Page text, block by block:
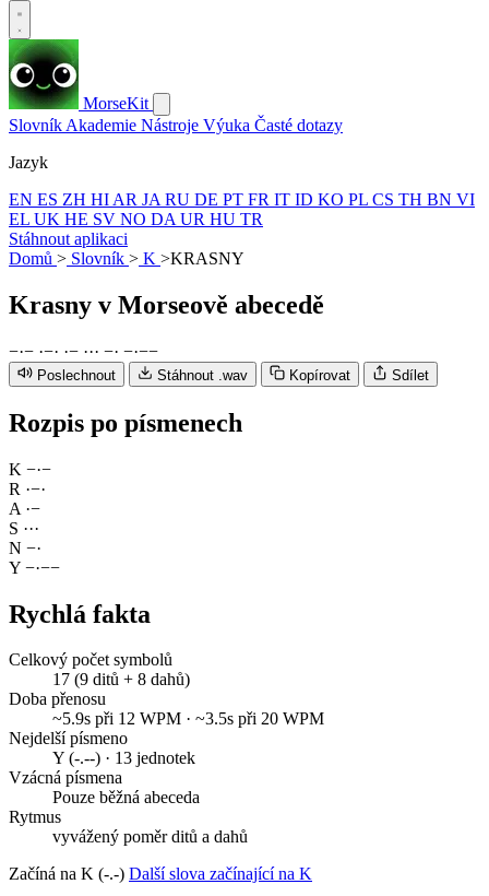
MorseKit
Slovník Akademie Nástroje Výuka Časté dotazy
Jazyk
EN ES ZH HI AR JA RU DE PT FR IT ID KO PL CS TH BN VI
EL UK HE SV NO DA UR HU TR
Stáhnout aplikaci
Domů > Slovník > K >KRASNY
Krasny v Morseově abecedě
−·− ·−· ·− ··· −· −·−−
Poslechnout Stáhnout .wav Kopírovat Sdílet
Rozpis po písmenech
K −·−
R ·−·
A ·−
S ···
N −·
Y −·−−
Rychlá fakta
Celkový počet symbolů
17 (9 ditů + 8 dahů)
Doba přenosu
~5.9s při 12 WPM · ~3.5s při 20 WPM
Nejdelší písmeno
Y (-.--) · 13 jednotek
Vzácná písmena
Pouze běžná abeceda
Rytmus
vyvážený poměr ditů a dahů
Začíná na K (-.-) Další slova začínající na K